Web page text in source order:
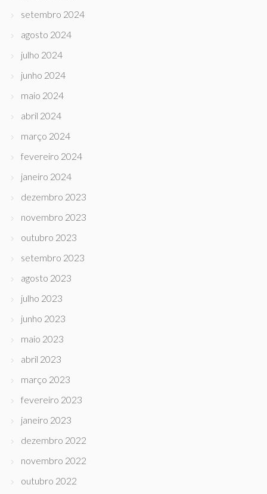
setembro 2024
agosto 2024
julho 2024
junho 2024
maio 2024
abril 2024
março 2024
fevereiro 2024
janeiro 2024
dezembro 2023
novembro 2023
outubro 2023
setembro 2023
agosto 2023
julho 2023
junho 2023
maio 2023
abril 2023
março 2023
fevereiro 2023
janeiro 2023
dezembro 2022
novembro 2022
outubro 2022